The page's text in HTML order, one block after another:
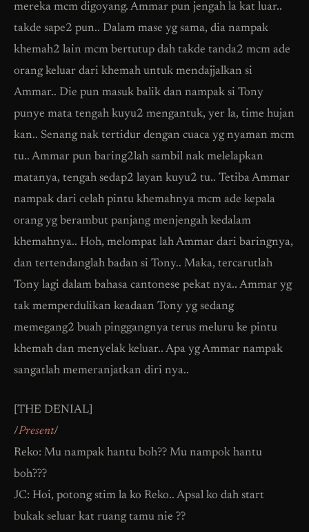
mereka mcm digoyang. Ammar pun jengah la kat luar..
takde sape2 pun.. Dalam mase yg sama, dia nampak
khemah2 lain mcm bertutup dah takde tanda2 mcm ade
orang keluar dari khemah untuk mendajjalkan si
Ammar.. Die pun masuk balik dan nampak si Tony
punye mata tengah kuyu2 mengantuk, yer la, time hujan
kan.. Senang nak tertidur dengan cuaca yg nyaman mcm
tu.. Ammar pun baring2lah sambil nak melelapkan
matanya, tengah sedap2 layan kuyu2 tu.. Tetiba Ammar
nampak dari celah pintu khemahnya mcm ade kepala
orang yg berambut panjang menjengah kedalam
khemahnya.. Hoh, melompat lah Ammar dari baringnya,
dan tertendanglah badan si Tony.. Maka, tercarutlah
Tony lagi dalam bahasa cantonese pekat nya.. Ammar yg
tak memperdulikan keadaan Tony yg sedang
memegang2 buah pinggangnya terus meluru ke pintu
khemah dan menyelak keluar.. Apa yg Ammar nampak
sangatlah memeranjatkan diri nya..
[THE DENIAL]
/Present/
Reko: Mu nampak hantu boh?? Mu nampok hantu
boh???
JC: Hoi, potong stim la ko Reko.. Apsal ko dah start
bukak seluar kat ruang tamu nie ??